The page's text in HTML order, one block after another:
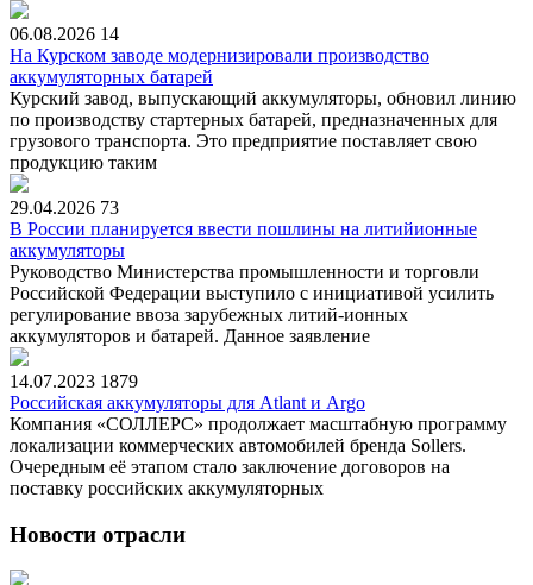
06.08.2026 14
На Курском заводе модернизировали производство
аккумуляторных батарей
Курский завод, выпускающий аккумуляторы, обновил линию
по производству стартерных батарей, предназначенных для
грузового транспорта. Это предприятие поставляет свою
продукцию таким
29.04.2026 73
В России планируется ввести пошлины на литийионные
аккумуляторы
Руководство Министерства промышленности и торговли
Российской Федерации выступило с инициативой усилить
регулирование ввоза зарубежных литий-ионных
аккумуляторов и батарей. Данное заявление
14.07.2023 1879
Российская аккумуляторы для Atlant и Argo
Компания «СОЛЛЕРС» продолжает масштабную программу
локализации коммерческих автомобилей бренда Sollers.
Очередным её этапом стало заключение договоров на
поставку российских аккумуляторных
Новости отрасли